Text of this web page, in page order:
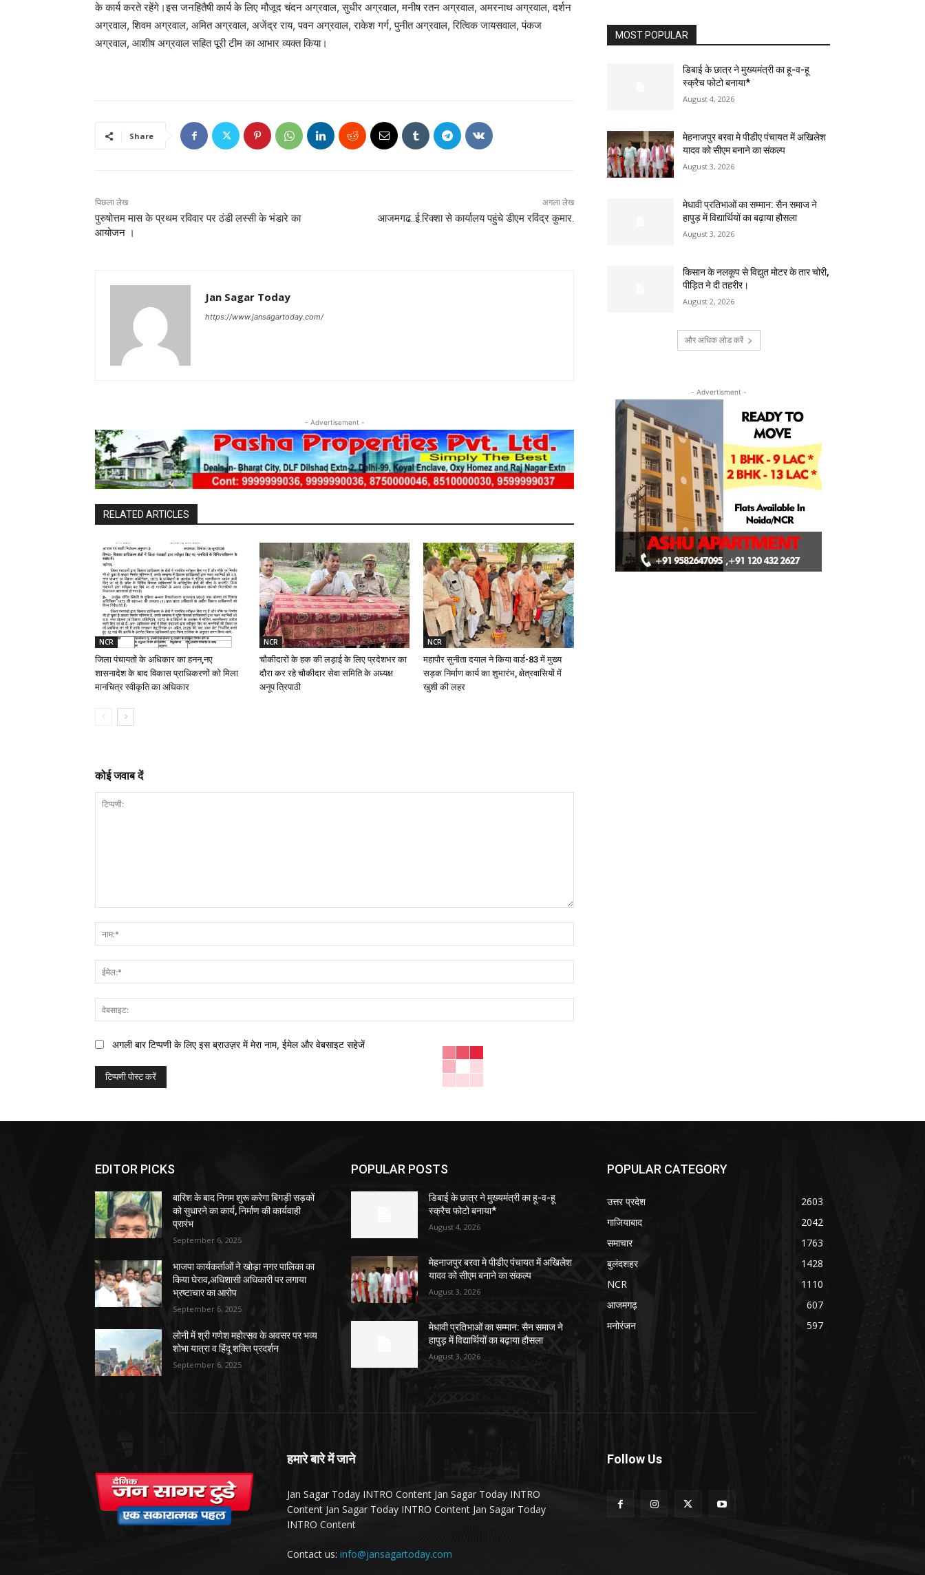
के कार्य करते रहेंगे।इस जनहितैषी कार्य के लिए मौजूद चंदन अग्रवाल, सुधीर अग्रवाल, मनीष रतन अग्रवाल, अमरनाथ अग्रवाल, दर्शन
अग्रवाल, शिवम अग्रवाल, अमित अग्रवाल, अजेंद्र राय, पवन अग्रवाल, राकेश गर्ग, पुनीत अग्रवाल, रित्विक जायसवाल, पंकज
अग्रवाल, आशीष अग्रवाल सहित पूरी टीम का आभार व्यक्त किया।
Share
पिछला लेख
पुरुषोत्तम मास के प्रथम रविवार पर ठंडी लस्सी के भंडारे का
आयोजन ।
अगला लेख
आजमगढ..ई.रिक्शा से कार्यालय पहुंचे डीएम रविंद्र कुमार.
Jan Sagar Today
https://www.jansagartoday.com/
- Advertisement -
RELATED ARTICLES
NCR
जिला पंचायतों के अधिकार का हनन,नए
शासनादेश के बाद विकास प्राधिकरणों को मिला
मानचित्र स्वीकृति का अधिकार
NCR
चौकीदारों के हक की लड़ाई के लिए प्रदेशभर का
दौरा कर रहे चौकीदार सेवा समिति के अध्यक्ष
अनूप त्रिपाठी
NCR
महापौर सुनीता दयाल ने किया वार्ड-83 में मुख्य
सड़क निर्माण कार्य का शुभारंभ, क्षेत्रवासियों में
खुशी की लहर
कोई जवाब दें
अगली बार टिप्पणी के लिए इस ब्राउज़र में मेरा नाम, ईमेल और वेबसाइट सहेजें
MOST POPULAR
डिबाई के छात्र ने मुख्यमंत्री का हू-व-हू
स्क्रैच फोटो बनाया*
August 4, 2026
मेहनाजपुर बरवा मे पीडीए पंचायत में अखिलेश
यादव को सीएम बनाने का संकल्प
August 3, 2026
मेधावी प्रतिभाओं का सम्मान: सैन समाज ने
हापुड़ में विद्यार्थियों का बढ़ाया हौसला
August 3, 2026
किसान के नलकूप से विद्युत मोटर के तार चोरी,
पीड़ित ने दी तहरीर।
August 2, 2026
और अधिक लोड करें
- Advertisment -
EDITOR PICKS
बारिश के बाद निगम शुरू करेगा बिगड़ी सड़कों
को सुधारने का कार्य, निर्माण की कार्यवाही
प्रारंभ
September 6, 2025
भाजपा कार्यकर्ताओं ने खोड़ा नगर पालिका का
किया घेराव,अधिशासी अधिकारी पर लगाया
भ्रष्टाचार का आरोप
September 6, 2025
लोनी में श्री गणेश महोत्सव के अवसर पर भव्य
शोभा यात्रा व हिंदू शक्ति प्रदर्शन
September 6, 2025
POPULAR POSTS
डिबाई के छात्र ने मुख्यमंत्री का हू-व-हू
स्क्रैच फोटो बनाया*
August 4, 2026
मेहनाजपुर बरवा मे पीडीए पंचायत में अखिलेश
यादव को सीएम बनाने का संकल्प
August 3, 2026
मेधावी प्रतिभाओं का सम्मान: सैन समाज ने
हापुड़ में विद्यार्थियों का बढ़ाया हौसला
August 3, 2026
POPULAR CATEGORY
उत्तर प्रदेश
2603
गाजियाबाद
2042
समाचार
1763
बुलंदशहर
1428
NCR
1110
आजमगढ़
607
मनोरंजन
597
हमारे बारे में जाने
Jan Sagar Today INTRO Content Jan Sagar Today INTRO
Content Jan Sagar Today INTRO Content Jan Sagar Today
INTRO Content
Contact us: info@jansagartoday.com
Follow Us